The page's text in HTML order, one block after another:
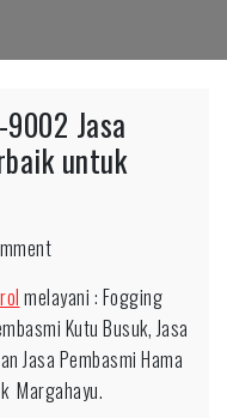
Jasa
untuk
on
Respon
0812-
3741-
9002
melayani : Fogging
Kutu Busuk, Jasa
Jasa Pembasmi Hama
Margahayu.